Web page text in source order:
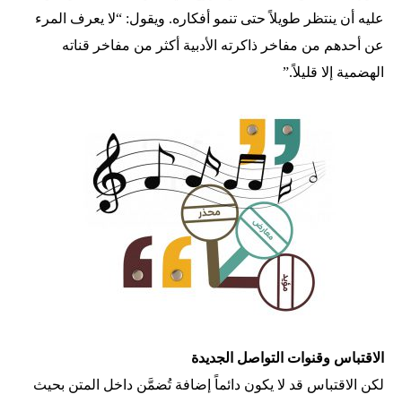
عليه أن ينتظر طويلاً حتى تنمو أفكاره. ويقول: “لا يعرف المرء
عن أحدهم من مفاخر ذاكرته الأدبية أكثر من مفاخر قناته
الهضمية إلا قليلاً.”
الاقتباس وقنوات التواصل الجديدة
لكن الاقتباس قد لا يكون دائماً إضافة تُضمَّن داخل المتن بحيث